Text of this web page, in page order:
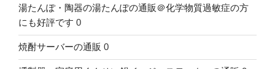
湯たんぽ・陶器の湯たんぽの通販＠化学物質過敏症の方
にも好評です 0
焼酎サーバーの通販 0